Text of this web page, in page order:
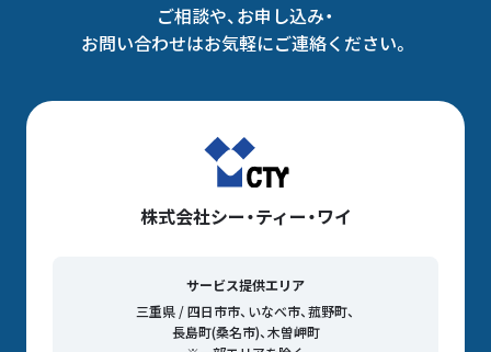
ご相談や、お申し込み・
お問い合わせはお気軽にご連絡ください。
株式会社シー・ティー・ワイ
サービス提供エリア
三重県 / 四日市市、いなべ市、菰野町、
長島町(桑名市)、木曽岬町